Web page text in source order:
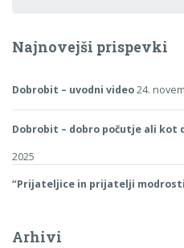
Najnovejši prispevki
Dobrobit – uvodni video24.
Dobrobit – dobro počutje ali kot
2025
“Prijateljice in prijatelji
Arhivi